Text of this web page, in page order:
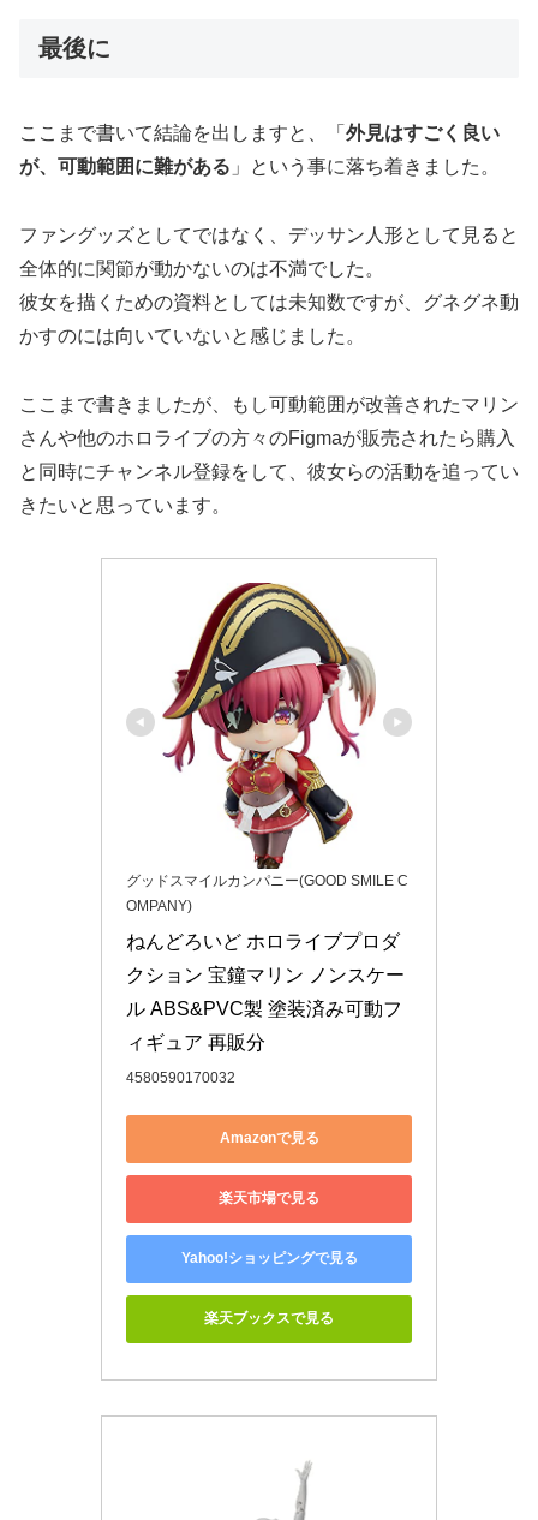
最後に
ここまで書いて結論を出しますと、「 外見はすごく良い
が、可動範囲に難がある 」という事に落ち着きました。
ファングッズとしてではなく、デッサン人形として見ると
全体的に関節が動かないのは不満でした。
彼女を描くための資料としては未知数ですが、グネグネ動
かすのには向いていないと感じました。
ここまで書きましたが、もし可動範囲が改善されたマリン
さんや他のホロライブの方々のFigmaが販売されたら購入
と同時にチャンネル登録をして、彼女らの活動を追ってい
きたいと思っています。
グッドスマイルカンパニー(GOOD SMILE C
OMPANY)
ねんどろいど ホロライブプロダ
クション 宝鐘マリン ノンスケー
ル ABS&PVC製 塗装済み可動フ
ィギュア 再販分
4580590170032
Amazonで見る
楽天市場で見る
Yahoo!ショッピングで見る
楽天ブックスで見る